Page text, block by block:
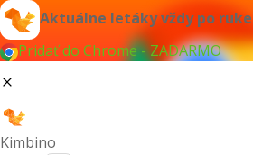
Aktuálne letáky vždy po ruke
Pridať do Chrome - ZADARMO
Kimbino